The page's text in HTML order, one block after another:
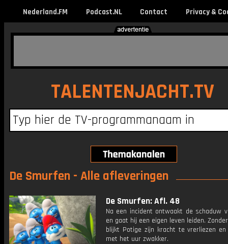
Nederland.FM Podcast.NL Contact Privacy &
TALENTENJACHT.TV
De Smurfen - Alle afleveringen
De Smurfen: Afl. 48
Na een incident ontwaakt de schaduw
en gaat hij een eigen leven leiden.
blijkt Potige zijn kracht te vrerliezen
met het uur zwakker.